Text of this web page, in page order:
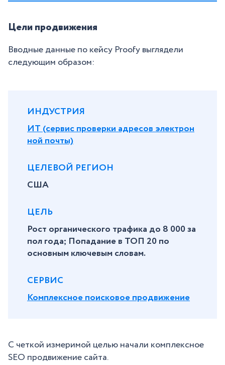
Цели продвижения
Вводные данные по кейсу Proofy выглядели
следующим образом:
ИНДУСТРИЯ
ИТ (сервис проверки адресов электрон
ной почты)
ЦЕЛЕВОЙ РЕГИОН
США
ЦЕЛЬ
Рост органического трафика до 8 000 за
пол года; Попадание в ТОП 20 по
основным ключевым словам.
СЕРВИС
Комплексное поисковое продвижение
С четкой измеримой целью начали комплексное
SEO продвижение сайта.